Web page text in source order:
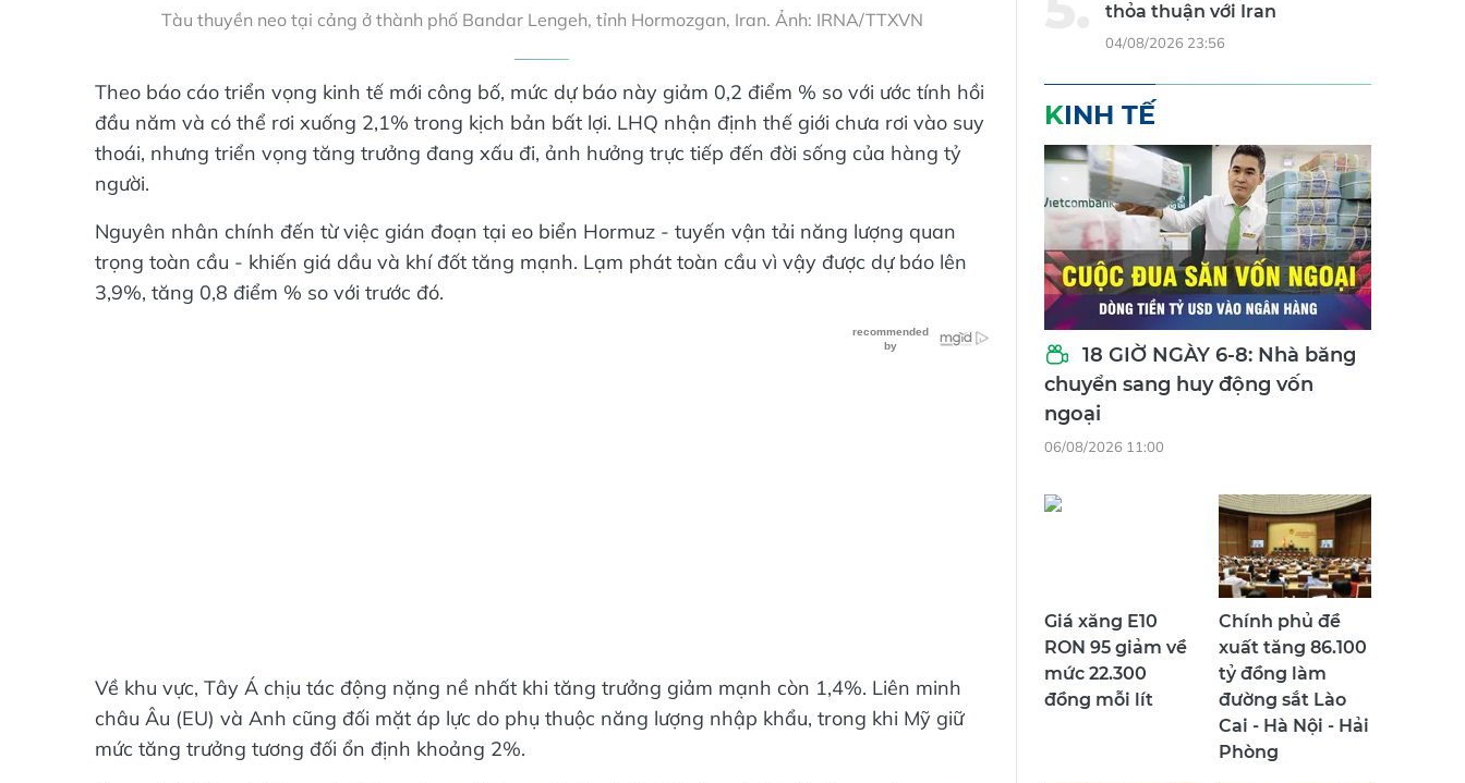
Tàu thuyền neo tại cảng ở thành phố Bandar Lengeh, tỉnh Hormozgan, Iran. Ảnh: IRNA/TTXVN
Theo báo cáo triển vọng kinh tế mới công bố, mức dự báo này giảm 0,2 điểm % so với ước tính hồi
đầu năm và có thể rơi xuống 2,1% trong kịch bản bất lợi. LHQ nhận định thế giới chưa rơi vào suy
thoái, nhưng triển vọng tăng trưởng đang xấu đi, ảnh hưởng trực tiếp đến đời sống của hàng tỷ
người.
Nguyên nhân chính đến từ việc gián đoạn tại eo biển Hormuz - tuyến vận tải năng lượng quan
trọng toàn cầu - khiến giá dầu và khí đốt tăng mạnh. Lạm phát toàn cầu vì vậy được dự báo lên
3,9%, tăng 0,8 điểm % so với trước đó.
Về khu vực, Tây Á chịu tác động nặng nề nhất khi tăng trưởng giảm mạnh còn 1,4%. Liên minh
châu Âu (EU) và Anh cũng đối mặt áp lực do phụ thuộc năng lượng nhập khẩu, trong khi Mỹ giữ
mức tăng trưởng tương đối ổn định khoảng 2%.
thỏa thuận với Iran
04/08/2026 23:56
KINH TẾ
18 GIỜ NGÀY 6-8: Nhà băng
chuyển sang huy động vốn
ngoại
06/08/2026 11:00
Giá xăng E10
RON 95 giảm về
mức 22.300
đồng mỗi lít
Chính phủ đề
xuất tăng 86.100
tỷ đồng làm
đường sắt Lào
Cai - Hà Nội - Hải
Phòng